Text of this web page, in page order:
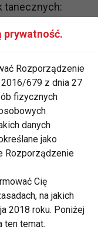
tanecznych:
czy
radość,
fizyczne i
imprez
mogli błysnąć
prywatność.
Rozporządzenie
2016/679 z dnia 27
fizycznych
danych
jako
Rozporządzenie
Cię
na jakich
2018 roku. Poniżej
ten temat.